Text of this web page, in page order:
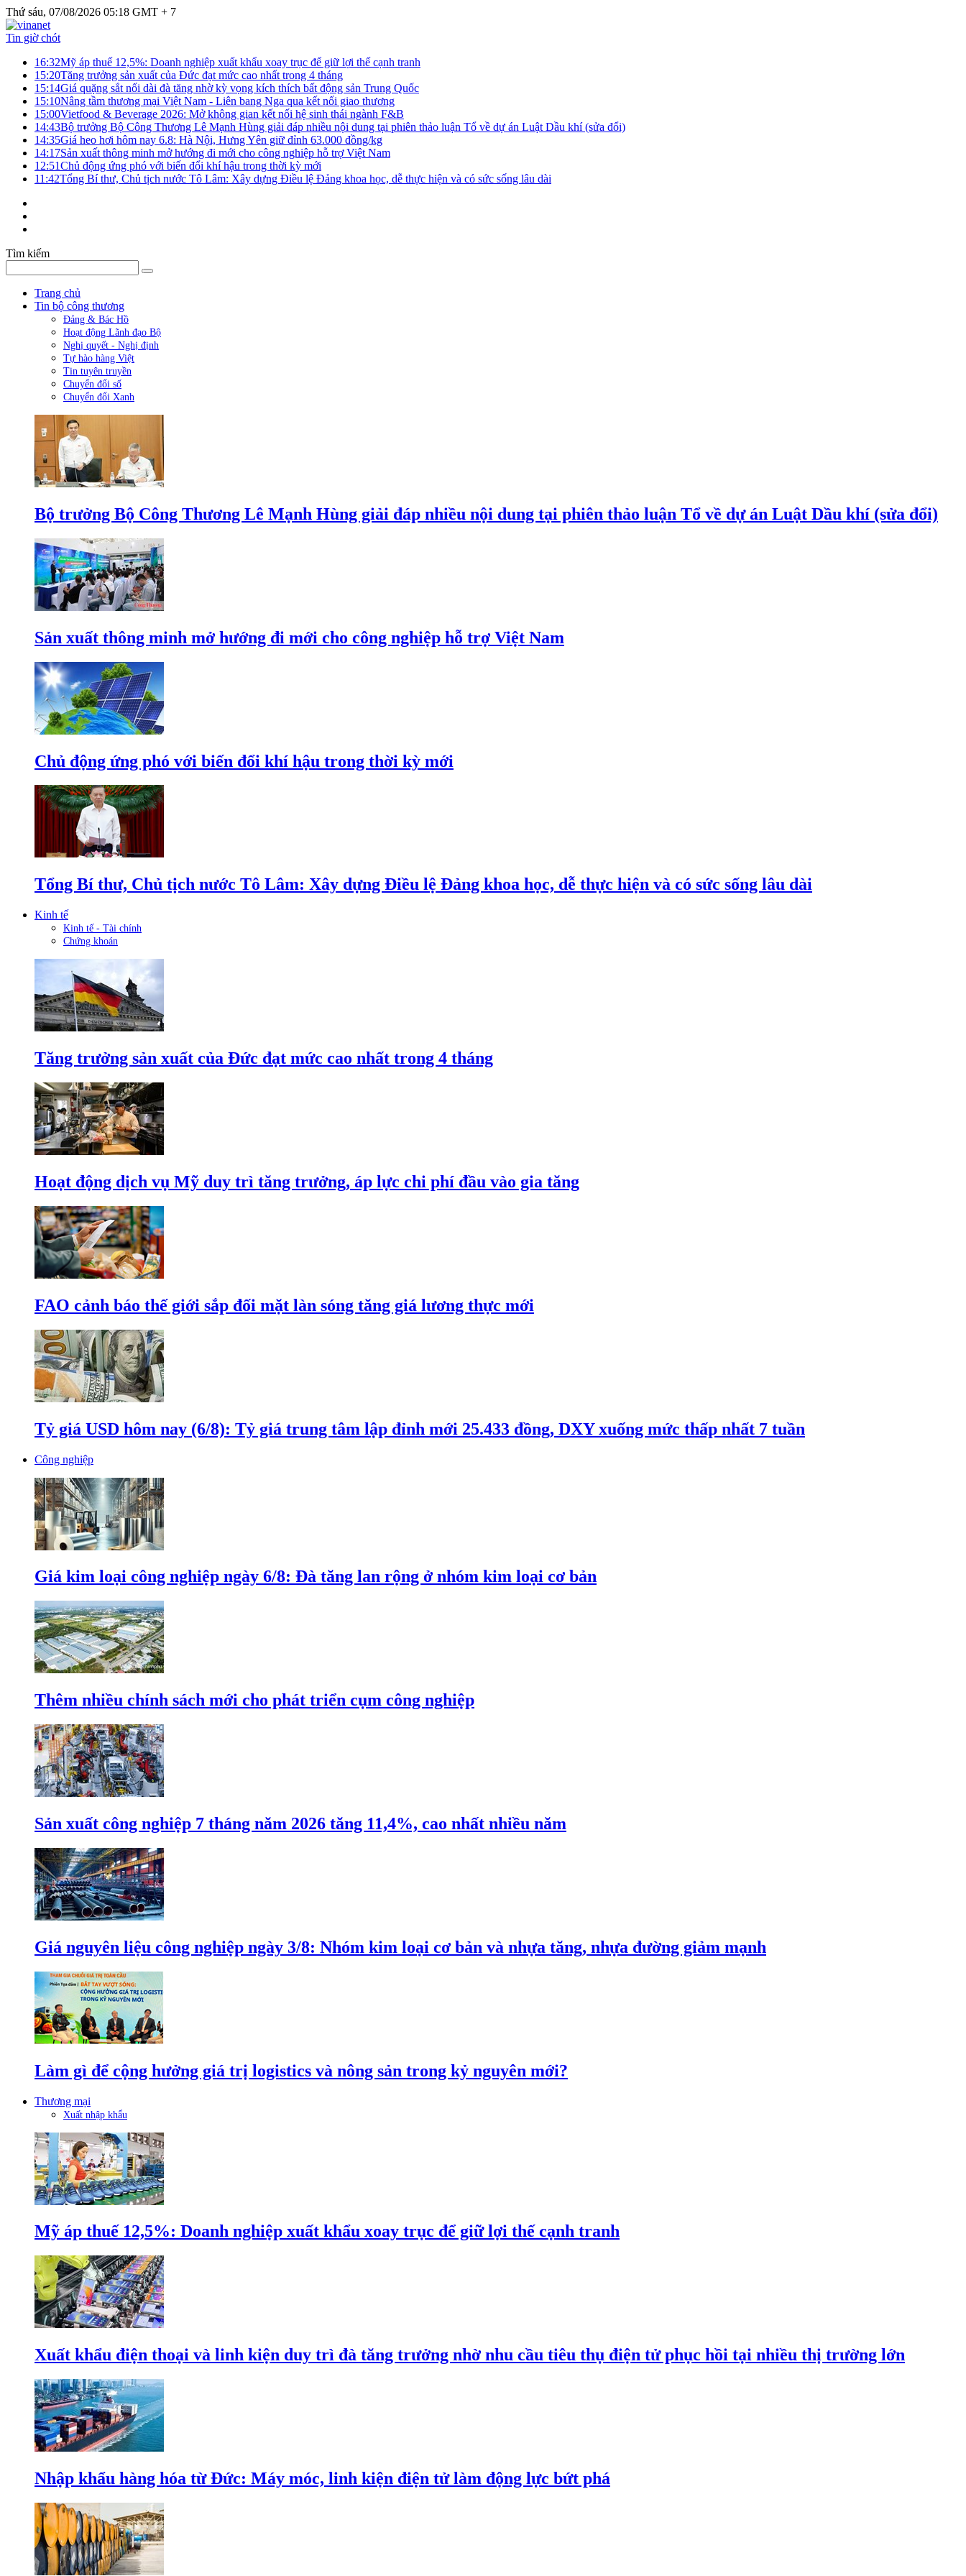
Thứ sáu, 07/08/2026 05:18 GMT + 7
Tin giờ chót
16:32Mỹ áp thuế 12,5%: Doanh nghiệp xuất khẩu xoay trục để giữ lợi thế cạnh tranh
15:20Tăng trưởng sản xuất của Đức đạt mức cao nhất trong 4 tháng
15:14Giá quặng sắt nối dài đà tăng nhờ kỳ vọng kích thích bất động sản Trung Quốc
15:10Nâng tầm thương mại Việt Nam - Liên bang Nga qua kết nối giao thương
15:00Vietfood & Beverage 2026: Mở không gian kết nối hệ sinh thái ngành F&B
14:43Bộ trưởng Bộ Công Thương Lê Mạnh Hùng giải đáp nhiều nội dung tại phiên thảo luận Tổ về dự án Luật Dầu khí (sửa đổi)
14:35Giá heo hơi hôm nay 6.8: Hà Nội, Hưng Yên giữ đỉnh 63.000 đồng/kg
14:17Sản xuất thông minh mở hướng đi mới cho công nghiệp hỗ trợ Việt Nam
12:51Chủ động ứng phó với biến đổi khí hậu trong thời kỳ mới
11:42Tổng Bí thư, Chủ tịch nước Tô Lâm: Xây dựng Điều lệ Đảng khoa học, dễ thực hiện và có sức sống lâu dài
Tìm kiếm
Trang chủ
Tin bộ công thương
Đảng & Bác Hồ
Hoạt động Lãnh đạo Bộ
Nghị quyết - Nghị định
Tự hào hàng Việt
Tin tuyên truyền
Chuyển đổi số
Chuyển đổi Xanh
Bộ trưởng Bộ Công Thương Lê Mạnh Hùng giải đáp nhiều nội dung tại phiên thảo luận Tổ về dự án Luật Dầu khí (sửa đổi)
Sản xuất thông minh mở hướng đi mới cho công nghiệp hỗ trợ Việt Nam
Chủ động ứng phó với biến đổi khí hậu trong thời kỳ mới
Tổng Bí thư, Chủ tịch nước Tô Lâm: Xây dựng Điều lệ Đảng khoa học, dễ thực hiện và có sức sống lâu dài
Kinh tế
Kinh tế - Tài chính
Chứng khoán
Tăng trưởng sản xuất của Đức đạt mức cao nhất trong 4 tháng
Hoạt động dịch vụ Mỹ duy trì tăng trưởng, áp lực chi phí đầu vào gia tăng
FAO cảnh báo thế giới sắp đối mặt làn sóng tăng giá lương thực mới
Tỷ giá USD hôm nay (6/8): Tỷ giá trung tâm lập đỉnh mới 25.433 đồng, DXY xuống mức thấp nhất 7 tuần
Công nghiệp
Giá kim loại công nghiệp ngày 6/8: Đà tăng lan rộng ở nhóm kim loại cơ bản
Thêm nhiều chính sách mới cho phát triển cụm công nghiệp
Sản xuất công nghiệp 7 tháng năm 2026 tăng 11,4%, cao nhất nhiều năm
Giá nguyên liệu công nghiệp ngày 3/8: Nhóm kim loại cơ bản và nhựa tăng, nhựa đường giảm mạnh
Làm gì để cộng hưởng giá trị logistics và nông sản trong kỷ nguyên mới?
Thương mại
Xuất nhập khẩu
Mỹ áp thuế 12,5%: Doanh nghiệp xuất khẩu xoay trục để giữ lợi thế cạnh tranh
Xuất khẩu điện thoại và linh kiện duy trì đà tăng trưởng nhờ nhu cầu tiêu thụ điện tử phục hồi tại nhiều thị trường lớn
Nhập khẩu hàng hóa từ Đức: Máy móc, linh kiện điện tử làm động lực bứt phá